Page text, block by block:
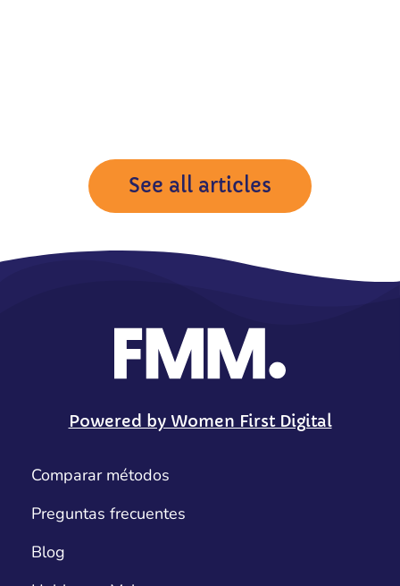
See all articles
Powered by Women First Digital
Comparar métodos
Preguntas frecuentes
Blog